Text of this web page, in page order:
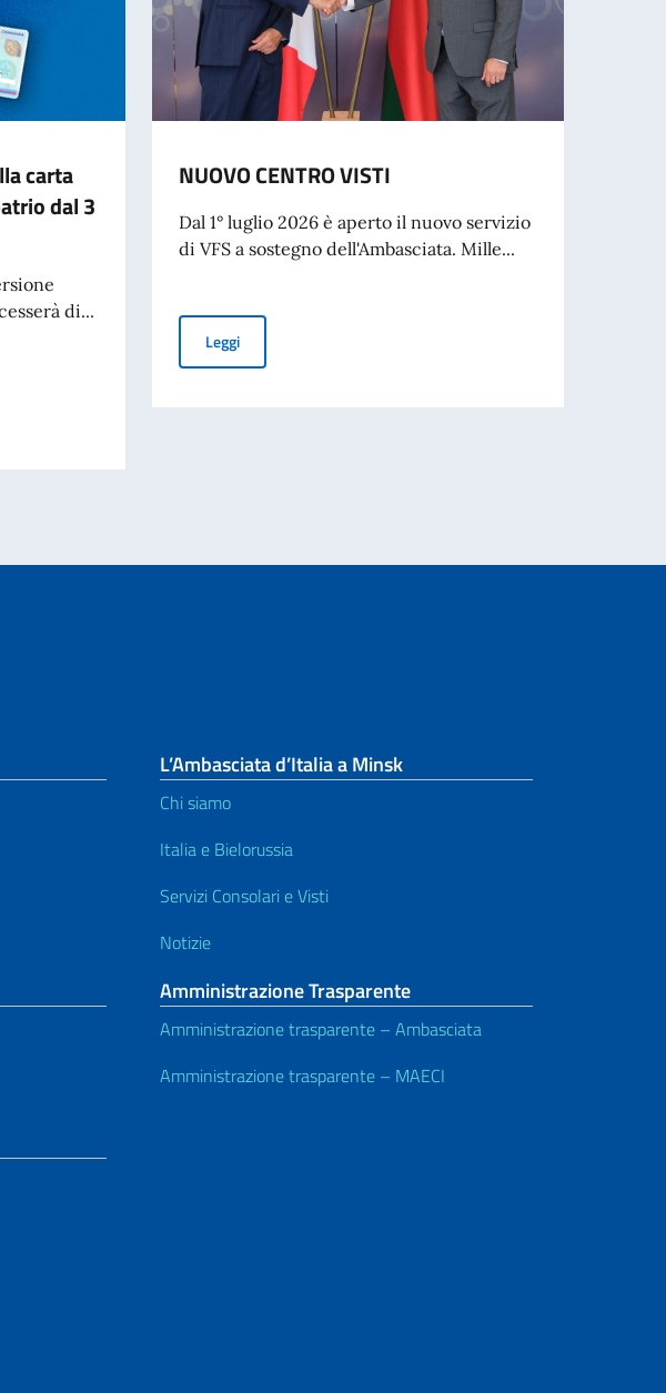
vincitori
carta
dal 3
di...
d’identità cartacea per l’espatrio dal 3 agosto
NUOVO CENTRO VISTI
Dal 1° luglio 2026 è aperto il nuovo servizio
di VFS a sostegno dell'Ambasciata. Mille...
LeggiNUOVO CENTRO VISTI
L’Ambasciata d’Italia a Minsk
Chi siamo
Italia e Bielorussia
Servizi Consolari e Visti
Notizie
Amministrazione Trasparente
Amministrazione trasparente – Ambasciata
Amministrazione trasparente – MAECI